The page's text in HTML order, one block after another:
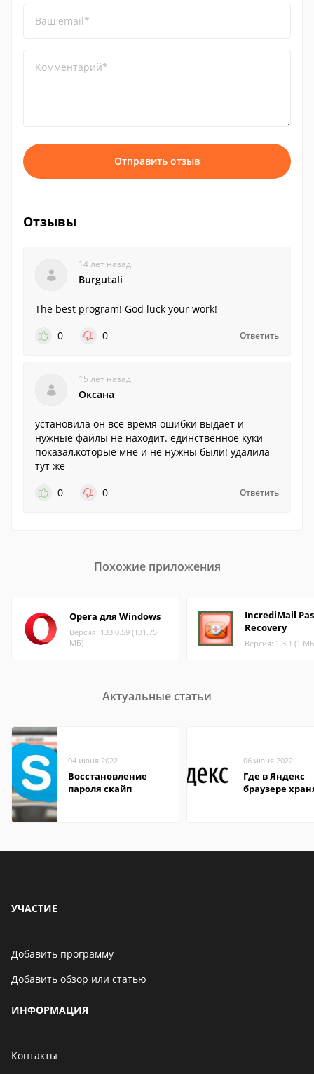
Ваш email*
Комментарий*
Отправить отзыв
Отзывы
14 лет назад
Burgutali
The best program! God luck your work!
0
0 Ответить
15 лет назад
Оксана
установила он все время ошибки выдает и
нужные файлы не находит. единственное куки
показал,которые мне и не нужны были! удалила
тут же
0
0 Ответить
Похожие приложения
Opera для Windows
Версия: 133.0.59 (131.75
МБ)
IncrediMail
Recovery
Версия: 1.3.1 (1
Актуальные статьи
04 июня 2022
Восстановление
пароля скайп
06 июня 2022
Где в Яндекс
браузере
УЧАСТИЕ
Добавить программу
Добавить обзор или статью
ИНФОРМАЦИЯ
Контакты